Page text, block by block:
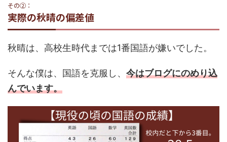
その②：
実際の秋晴の偏差値
秋晴は、高校生時代までは1番国語が嫌いでした。
そんな僕は、国語を克服し、 今はブログにのめり込
んでいます。